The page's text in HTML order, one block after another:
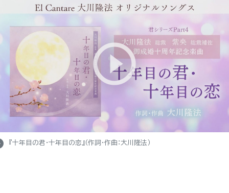
『十年目の君・十年目の恋』（作詞・作曲：大川隆法）